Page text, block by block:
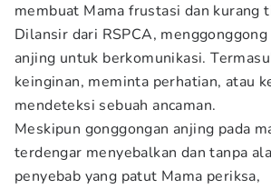
membuat Mama frustasi dan kurang
Dilansir dari RSPCA, menggonggong
anjing untuk berkomunikasi.
keinginan, meminta perhatian, atau
mendeteksi sebuah ancaman.
Meskipun gonggongan anjing pada
terdengar menyebalkan dan tanpa
penyebab yang patut Mama periksa,